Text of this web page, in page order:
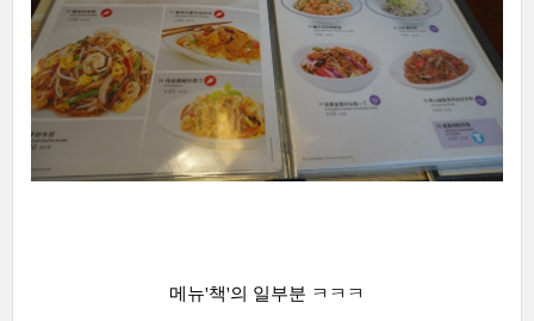
메뉴'책'의 일부분 ㅋㅋㅋ